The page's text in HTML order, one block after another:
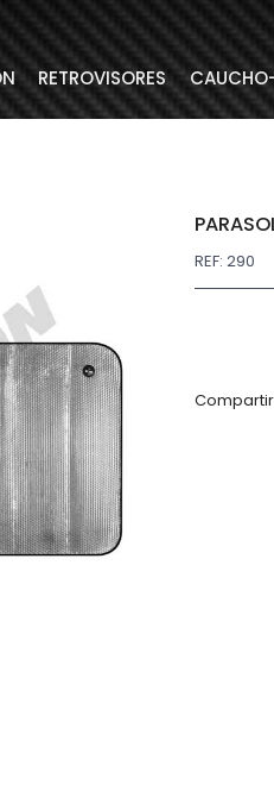
RETROVISORES
REF: 290
Compartir